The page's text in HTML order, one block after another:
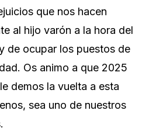
que nos hacen
al hijo varón a la hora del
de ocupar los puestos de
Os animo a que 2025
demos la vuelta a esta
sea uno de nuestros